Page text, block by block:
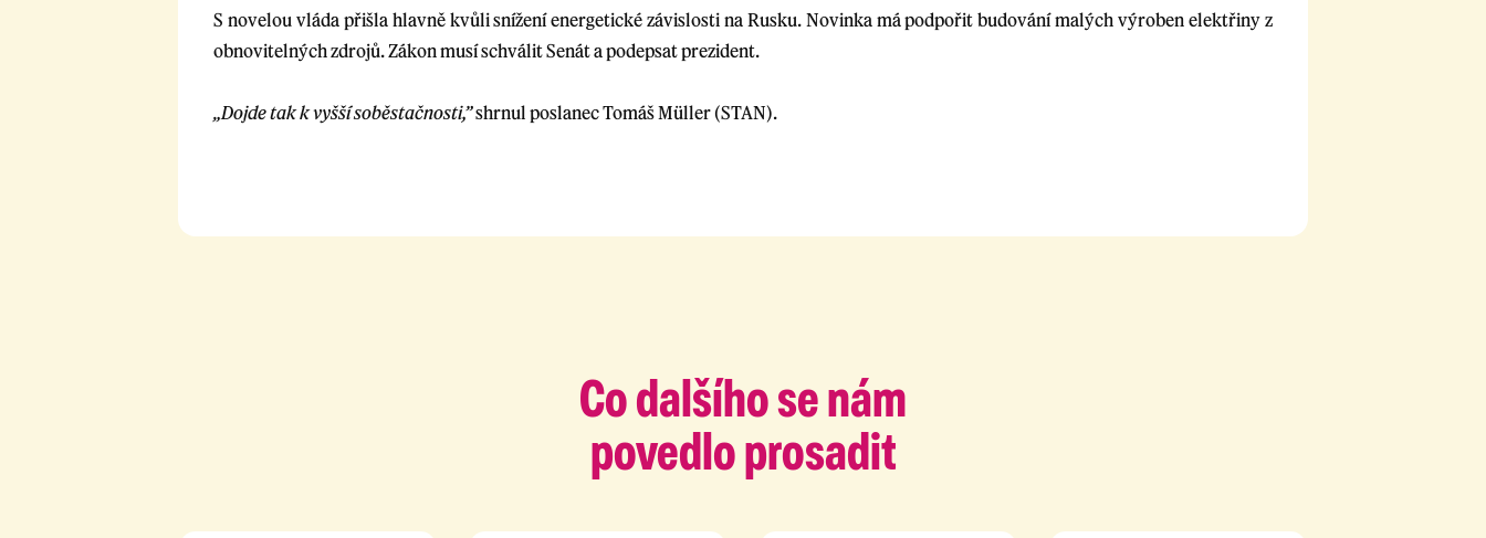
S novelou vláda přišla hlavně kvůli snížení energetické závislosti na Rusku. Novinka má podpořit budování malých výroben elektřiny z
obnovitelných zdrojů. Zákon musí schválit Senát a podepsat prezident.
„Dojde tak k vyšší soběstačnosti,”shrnul poslanec Tomáš Müller (STAN).
Co dalšího se nám
povedlo prosadit